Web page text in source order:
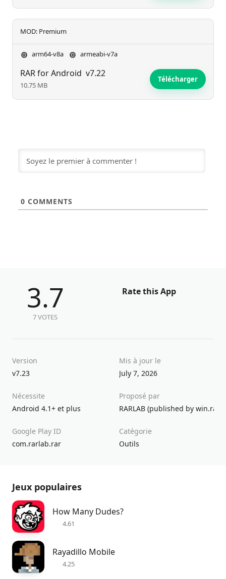
MOD: Premium
arm64-v8a armeabi-v7a
RAR for Android v7.22
10.75 MB
Télécharger
0 COMMENTS
3.7
7 VOTES
Rate this App
Version
v7.23
Mis à jour le
July 7, 2026
Nécessite
Android 4.1+ et plus
Proposé par
RARLAB (published by win.rar
Google Play ID
com.rarlab.rar
Catégorie
Outils
Jeux populaires
How Many Dudes?
4.61
Rayadillo Mobile
4.25